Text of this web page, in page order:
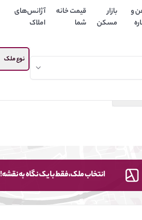
و
بازار
مسکن
قیمت خانه
شما
آژانس‌های
املاک
نوع ملک
انتخاب ملک، فقط با یک نگاه به نقشه!